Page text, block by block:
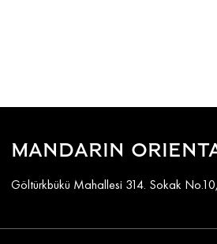
MANDARIN
Göltürkbükü Mahallesi 314. Sokak